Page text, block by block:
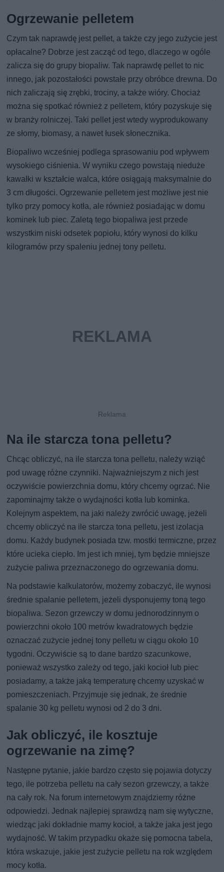
Ogrzewanie pelletem
Czym tak naprawdę jest pellet, a także czy jego zużycie jest
opłacalne? Dobrze jest zacząć od tego, dlaczego w ogóle
zalicza się do grupy biopaliw. Tak naprawdę pellet to nic
innego, jak pozostałości powstałe przy obróbce drewna. Do
nich zaliczają się zrębki, trociny, a także wióry. Chociaż
można się spotkać również z pelletem, który pozyskuje się
w branży rolniczej. Taki pellet jest wtedy wyprodukowany
ze słomy, biomasy, a nawet łusek słonecznika.
Biopaliwo wcześniej podlega sprasowaniu pod wpływem
wysokiego ciśnienia. W wyniku czego powstają nieduże
kawałki w kształcie walca, które osiągają maksymalnie do
3 cm długości. Ogrzewanie pelletem jest możliwe jest nie
tylko przy pomocy kotła, ale również posiadając w domu
kominek lub piec. Zaletą tego biopaliwa jest przede
wszystkim niski odsetek popiołu, który wynosi do kilku
kilogramów przy spaleniu jednej tony pelletu.
Na ile starcza tona pelletu?
Chcąc obliczyć, na ile starcza tona pelletu, należy wziąć
pod uwagę różne czynniki. Najważniejszym z nich jest
oczywiście powierzchnia domu, który chcemy ogrzać. Nie
zapominajmy także o wydajności kotła lub kominka.
Kolejnym aspektem, na jaki należy zwrócić uwagę, jeżeli
chcemy obliczyć na ile starcza tona pelletu, jest izolacja
domu. Każdy budynek posiada tzw. mostki termiczne, przez
które ucieka ciepło. Im jest ich mniej, tym będzie mniejsze
zużycie paliwa przeznaczonego do ogrzewania domu.
Na podstawie kalkulatorów, możemy zobaczyć, ile wynosi
średnie spalanie pelletem, jeżeli dysponujemy toną tego
biopaliwa. Sezon grzewczy w domu jednorodzinnym o
powierzchni około 100 metrów kwadratowych będzie
oznaczać zużycie jednej tony pelletu w ciągu około 10
tygodni. Oczywiście są to dane bardzo szacunkowe,
ponieważ wszystko zależy od tego, jaki kocioł lub piec
posiadamy, a także jaką temperaturę chcemy uzyskać w
pomieszczeniach. Przyjmuje się jednak, że średnie
spalanie 30 kg pelletu wynosi od 2 do 3 dni.
Jak obliczyć, ile kosztuje
ogrzewanie na zimę?
Następne pytanie, jakie bardzo często się pojawia dotyczy
tego, ile potrzeba pelletu na cały sezon grzewczy, a także
na cały rok. Na forum internetowym znajdziemy różne
odpowiedzi. Jednak najlepiej sprawdzą nam się wytyczne,
wiedząc jaki dokładnie mamy kocioł, a także jaka jest jego
wydajność. W takim przypadku okaże się pomocna tabela,
która wskazuje, jakie jest zużycie pelletu na rok względem
mocy kotła.